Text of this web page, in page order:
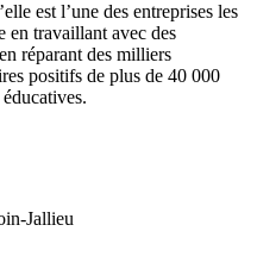
est l’une des entreprises les
en travaillant avec des
réparant des milliers
positifs de plus de 40 000
Jallieu